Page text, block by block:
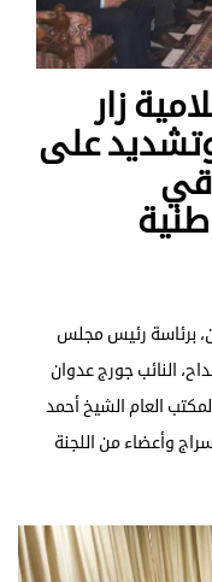
زار
على
برئاسة رئيس مجلس
النائب جورج عدوان
العام الشيخ أحمد
وأعضاء من اللجنة